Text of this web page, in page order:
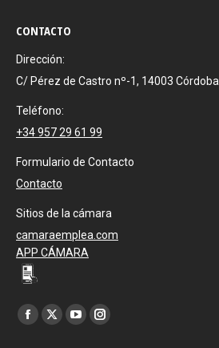
CONTACTO
Dirección:
C/ Pérez de Castro nº-1, 14003 Córdoba
Teléfono:
+34 957 29 61 99
Formulario de Contacto
Contacto
Sitios de la cámara
camaraemplea.com
APP CÁMARA
Encuéntranos en:
Facebook
X
YouTubeInstagram